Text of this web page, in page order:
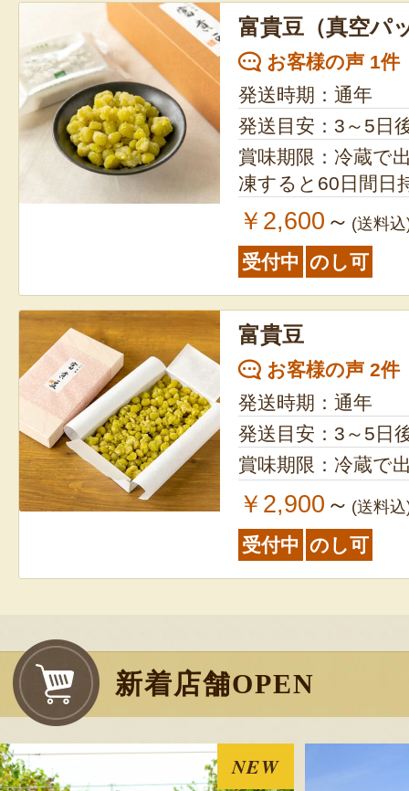
富貴豆（真空パ
お客様の声 1件
発送時期：通年
発送目安：3～5日
賞味期限：冷蔵で出
凍すると60日間日
￥2,600 ～ (送料
受付中 のし可
富貴豆
お客様の声 2件
発送時期：通年
発送目安：3～5日
賞味期限：冷蔵で
￥2,900 ～ (送料
受付中 のし可
新着店舗OPEN
NEW